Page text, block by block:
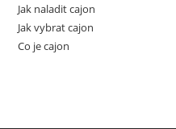
Jak naladit cajon
Jak vybrat cajon
Co je cajon